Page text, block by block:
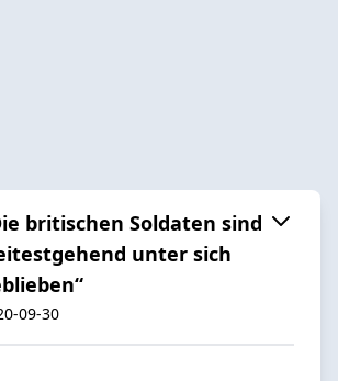
britischen Soldaten sind
unter sich
09-30